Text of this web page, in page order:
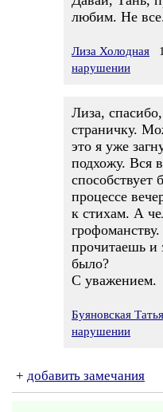
любим. Не
Лиза Холодная
нарушении
Лиза,
страничку.
это я уже
подхожу. Вся
способствует
процессе
к стихам. А
прочитаешь и
было?
С уважением.
Буяновская
нарушении
+ добавить замечания